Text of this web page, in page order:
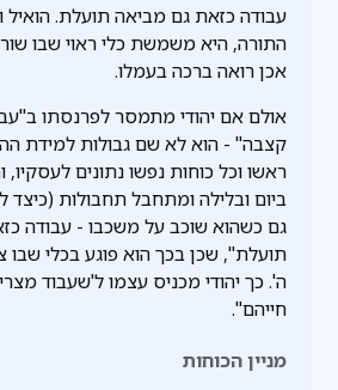
עבודה כזאת גם מביאה תועלת. הואיל
התורה, היא משמשת כלי ראוי שבו
אכן רואה ברכה בעמלו.
אולם אם יהודי מתמסר לפרנסתו
קצבה" - הוא לא שם גבולות למידת
ראשו וכל כוחות נפשו נתונים
ביום ובלילה ומתחבל תחבולות (כיצד
גם כשהוא שוכב על משכבו - עבודה
תועלת", שכן בכך הוא פוגע בכלי שבו
ה'. כך יהודי מכניס עצמו ל'שעבוד
חייהם".
מניין הכוחות